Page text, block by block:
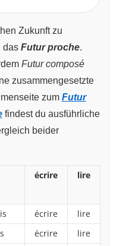
Zukunft zu
das Futur proche.
Futur composé
zusammengesetzte
zum Futur
findest du ausführliche
beider
écrire lire
écrire
lire
écrire
lire